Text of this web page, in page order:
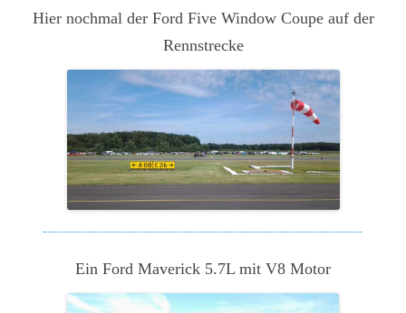
Hier nochmal der Ford Five Window Coupe auf der
Rennstrecke
Ein Ford Maverick 5.7L mit V8 Motor